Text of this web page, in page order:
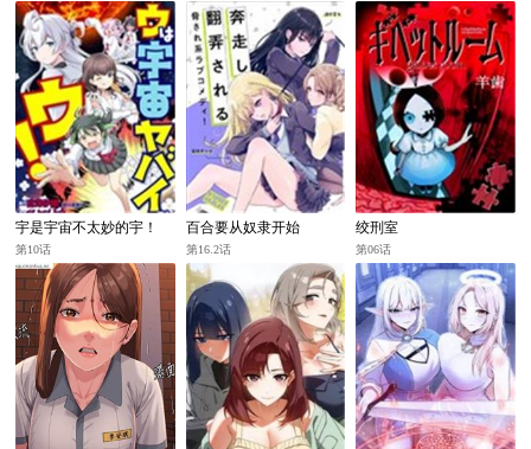
宇是宇宙不太妙的宇！
第10话
百合要从奴隶开始
第16.2话
绞刑室
第06话